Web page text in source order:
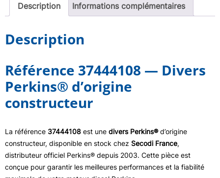
Description Informations complémentaires
Description
Référence 37444108 — Divers
Perkins® d’origine
constructeur
La référence 37444108 est une divers Perkins®d’origine
constructeur, disponible en stock chez Secodi France,
distributeur officiel Perkins® depuis 2003. Cette pièce est
conçue pour garantir les meilleures performances et la fiabilité